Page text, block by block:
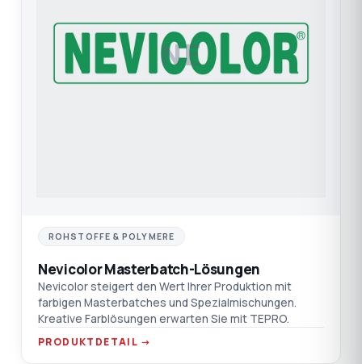
NE
ROHSTOFFE & POLYMERE
Nevicolor Masterbatch-Lösungen
Nevicolor steigert den Wert Ihrer Produktion mit
farbigen Masterbatches und Spezialmischungen.
Kreative Farblösungen erwarten Sie mit TEPRO.
PRODUKTDETAIL →